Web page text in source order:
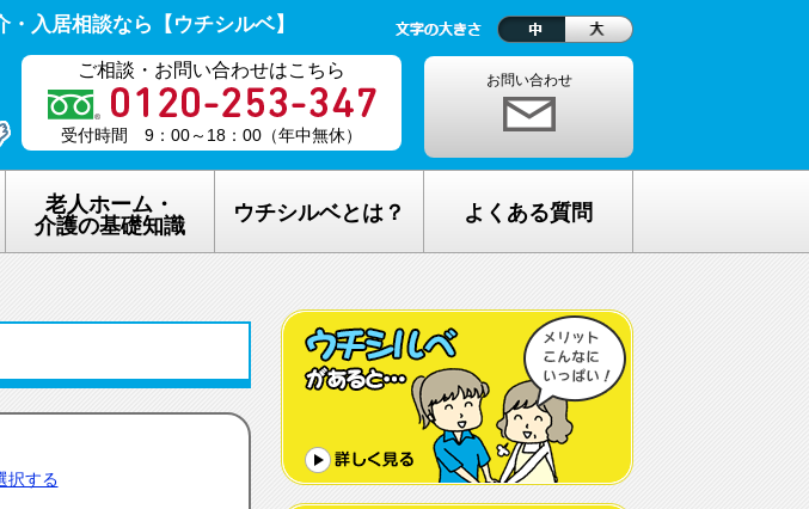
入居相談なら【ウチシルベ】
ご相談・お問い合わせはこちら
受付時間 9：00～18：00（年中無休）
お問い合わせ
老人ホーム・
介護の基礎知識
のしくみ
サービスについて
ついて
ウチシルベとは？
老人ホーム探しが完全無料の理由
老人ホーム探し無料相談の流れ
ウチシルベのメリット
よくある質問
老人ホームの種類が複雑でわからな
い・・
どんな人が入居しているの？
希望してもなかなか入れないのでは？